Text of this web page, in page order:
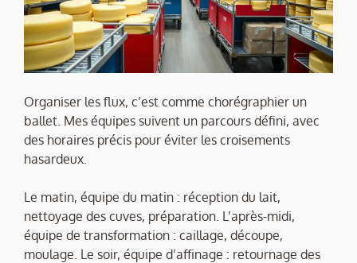
Organiser les flux, c’est comme chorégraphier un
ballet. Mes équipes suivent un parcours défini, avec
des horaires précis pour éviter les croisements
hasardeux.
Le matin, équipe du matin : réception du lait,
nettoyage des cuves, préparation. L’après-midi,
équipe de transformation : caillage, découpe,
moulage. Le soir, équipe d’affinage : retournage des